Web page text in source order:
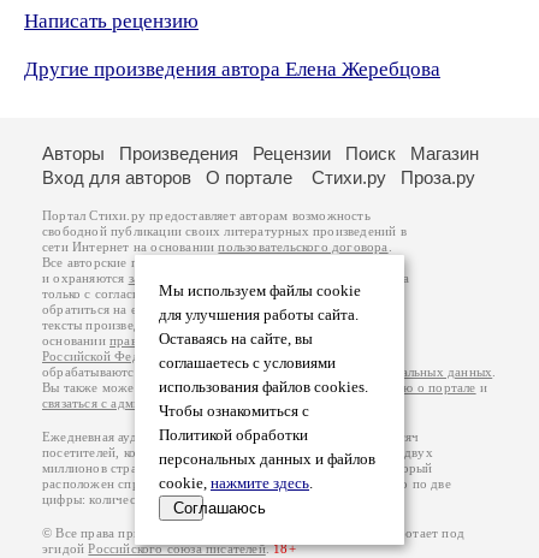
Написать рецензию
Другие произведения автора Елена Жеребцова
Мы используем файлы cookie
для улучшения работы сайта.
Оставаясь на сайте, вы
соглашаетесь с условиями
использования файлов cookies.
Чтобы ознакомиться с
Политикой обработки
персональных данных и файлов
cookie, нажмите здесь.
Соглашаюсь
Авторы Произведения Рецензии Поиск
Магазин
Вход для авторов
О портале Стихи.ру Проза.ру
Портал Стихи.ру предоставляет авторам возможность
свободной публикации своих литературных произведений в
сети Интернет на основаниипользовательского договора
Все авторские права на произведения принадлежат авторам
и охраняются законом
. Перепечатка произведений возможна
только с согласия его автора, к которому вы можете
обратиться на его авторской странице. Ответственность за
тексты произведений авторы несут самостоятельно на
основанииправил публикацииизаконодательства
Российской Федерации
обрабатываются на основанииПолитики обработки персональных данных
Вы также можете посмотреть более подробнуюинформацию о портале и
связаться с администрацией
Ежедневная аудитория портала Стихи.ру – порядка 200 тысяч
посетителей, которые в общей сумме просматривают более двух
миллионов страниц по данным счетчика посещаемости, который
расположен справа от этого текста. В каждой графе указано по две
цифры: количество просмотров и количество посетителей.
© Все права принадлежат авторам, 2000-2026. Портал работает под
эгидойРоссийского союза писателей.18+